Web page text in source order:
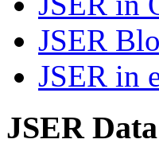
JSER
JSER in
JSER Data